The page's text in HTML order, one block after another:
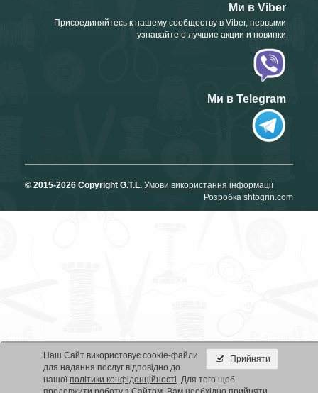
Ми в Viber
Присоединяйтесь к нашему сообществу в Viber, первыми
узнавайте о лучшие акции и новинки
Ми в Telegram
© 2015-2026 Copyright G.T.L. Умови використання інформації
Розробка shtogrin.com
Прийняти
Наш Сайт використовує cookie-файли
для надання послуг відповідно до
нашоїполітики конфіденційності. Для того щоб